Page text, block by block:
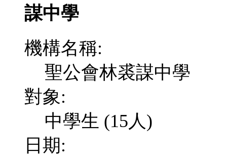
謀中學
機構名稱:
聖公會林裘謀中學
對象:
中學生 (15人)
日期: